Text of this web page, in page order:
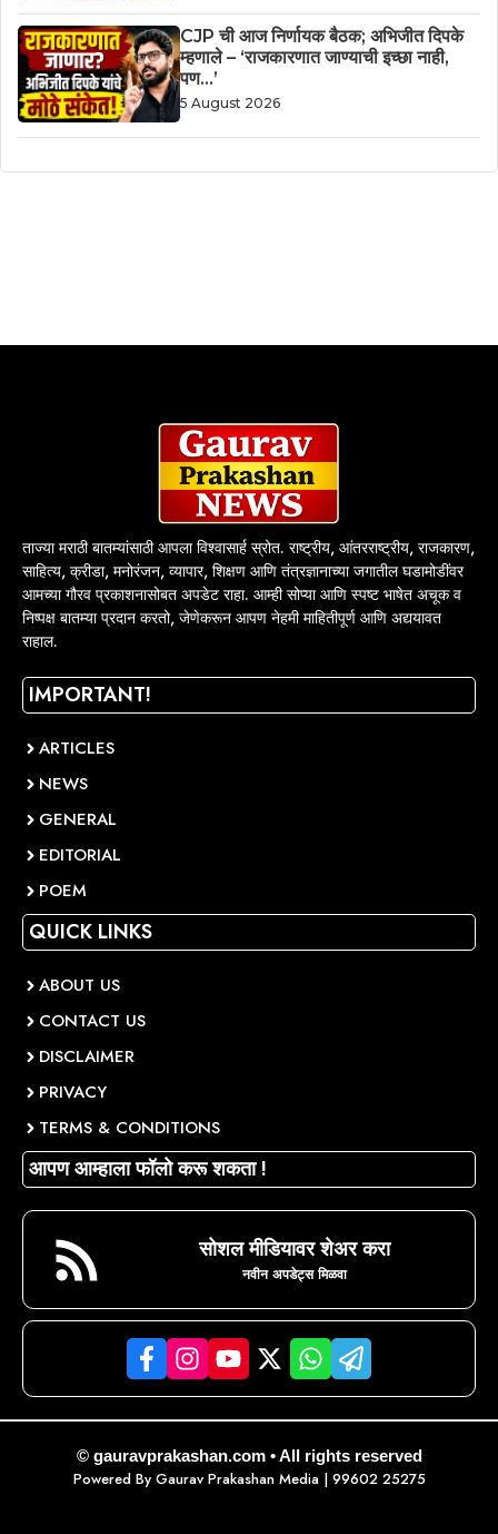
CJP ची आज निर्णायक बैठक; अभिजीत दिपके
म्हणाले – ‘राजकारणात जाण्याची इच्छा नाही,
पण…’
5 August 2026
ताज्या मराठी बातम्यांसाठी आपला विश्वासार्ह स्रोत. राष्ट्रीय, आंतरराष्ट्रीय, राजकारण,
साहित्य, क्रीडा, मनोरंजन, व्यापार, शिक्षण आणि तंत्रज्ञानाच्या जगातील घडामोडींवर
आमच्या गौरव प्रकाशनासोबत अपडेट राहा. आम्ही सोप्या आणि स्पष्ट भाषेत अचूक व
निष्पक्ष बातम्या प्रदान करतो, जेणेकरून आपण नेहमी माहितीपूर्ण आणि अद्ययावत
राहाल.
IMPORTANT!
ARTICLES
NEWS
GENERAL
EDITORIAL
POEM
QUICK LINKS
ABOUT US
CONTACT US
DISCLAIMER
PRIVACY
TERMS & CONDITIONS
आपण आम्हाला फॉलो करू शकता !
सोशल मीडियावर शेअर करा
नवीन अपडेट्स मिळवा
© gauravprakashan.com • All rights reserved
Powered By Gaurav Prakashan Media| 99602 25275